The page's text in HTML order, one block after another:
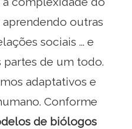
outras
sociais ... e
partes de um todo.
adaptativos e
Conforme
de biólogos